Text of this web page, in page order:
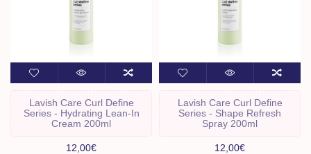
Lavish Care Curl Define
Series - Hydrating Lean-In
Cream 200ml
12,00€
Lavish Care Curl Define
Series - Shape Refresh
Spray 200ml
12,00€